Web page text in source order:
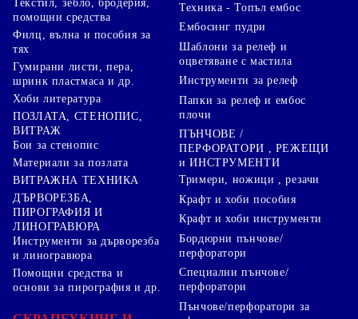
Текстил, зебло, бродерия,
помощни средства
Филц, вълна и пособия за
тях
Гумирани листи, пера,
шринк пластмаса и др.
Хоби литература
ПОЗЛАТА, СТЕНОПИС,
ВИТРАЖ
Бои за стенопис
Материали за позлата
ВИТРАЖНА ТЕХНИКА
ДЪРВОРЕЗБА,
ПИРОГРАФИЯ И
ЛИНОГРАВЮРА
Инструменти за дърворезба
и линогравюра
Помощни средства и
основи за пирография и др.
Техника - Топъл ембос
Ембосинг пудри
Шаблони за релеф и
оцветяване с мастила
Инструменти за релеф
Папки за релеф и ембос
плочи
ПЪНЧОВЕ /
ПЕРФОРАТОРИ , РЕЖЕЩИ
и ИНСТРУМЕНТИ
Тримери, ножици , резачи
Крафт и хоби пособия
Крафт и хоби инструменти
Бордюрни пънчове/
перфоратори
Специални пънчове/
перфоратори
Пънчове/перфоратори за